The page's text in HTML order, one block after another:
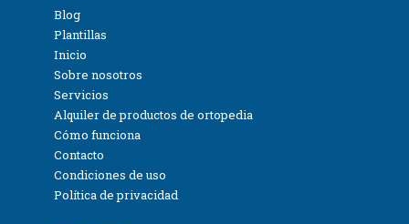
Blog
Plantillas
Inicio
Sobre nosotros
Servicios
Alquiler de productos de ortopedia
Cómo funciona
Contacto
Condiciones de uso
Política de privacidad